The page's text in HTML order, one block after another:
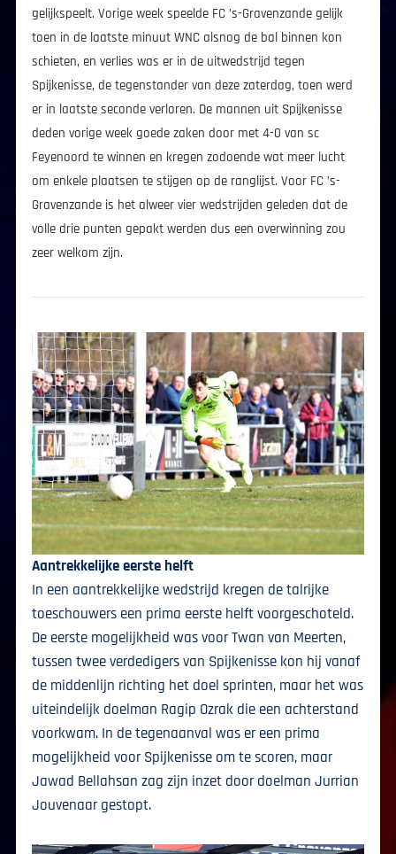
gelijkspeelt. Vorige week speelde FC ’s-Gravenzande gelijk
toen in de laatste minuut WNC alsnog de bal binnen kon
schieten, en verlies was er in de uitwedstrijd tegen
Spijkenisse, de tegenstander van deze zaterdag, toen werd
er in laatste seconde verloren. De mannen uit Spijkenisse
deden vorige week goede zaken door met 4-0 van sc
Feyenoord te winnen en kregen zodoende wat meer lucht
om enkele plaatsen te stijgen op de ranglijst. Voor FC ’s-
Gravenzande is het alweer vier wedstrijden geleden dat de
volle drie punten gepakt werden dus een overwinning zou
zeer welkom zijn.
Aantrekkelijke eerste helft
In een aantrekkelijke wedstrijd kregen de talrijke
toeschouwers een prima eerste helft voorgeschoteld.
De eerste mogelijkheid was voor Twan van Meerten,
tussen twee verdedigers van Spijkenisse kon hij vanaf
de middenlijn richting het doel sprinten, maar het was
uiteindelijk doelman Ragip Ozrak die een achterstand
voorkwam. In de tegenaanval was er een prima
mogelijkheid voor Spijkenisse om te scoren, maar
Jawad Bellahsan zag zijn inzet door doelman Jurrian
Jouvenaar gestopt.